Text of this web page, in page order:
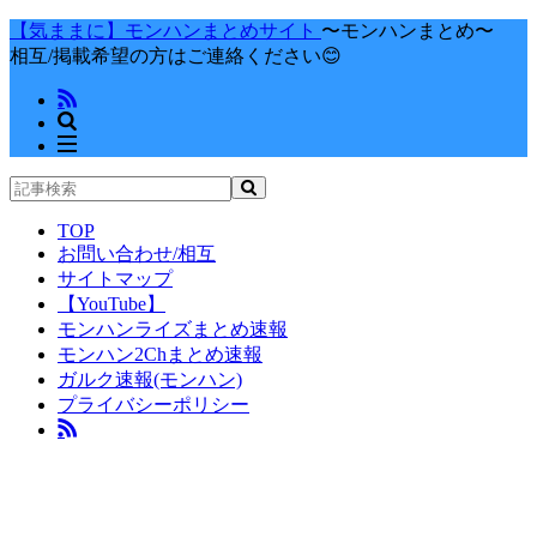
【気ままに】モンハンまとめサイト 〜モンハンまとめ〜
相互/掲載希望の方はご連絡ください😊
TOP
お問い合わせ/相互
サイトマップ
【YouTube】
モンハンライズまとめ速報
モンハン2Chまとめ速報
ガルク速報(モンハン)
プライバシーポリシー